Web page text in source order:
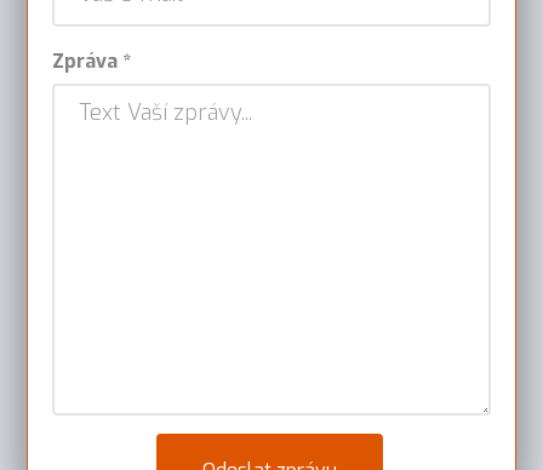
Zpráva *